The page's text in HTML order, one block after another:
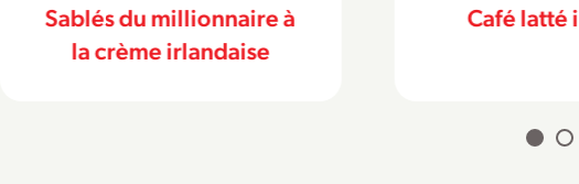
Café latté irlandais
Trèfles à